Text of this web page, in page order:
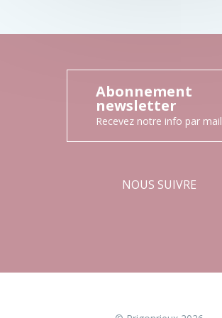
Abonnement
newsletter
Recevez notre info par mail
NOUS SUIVRE